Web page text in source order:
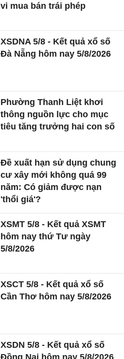
vi mua bán trái phép
XSDNA 5/8 - Kết quả xổ số
Đà Nẵng hôm nay 5/8/2026
Phường Thanh Liệt khơi
thông nguồn lực cho mục
tiêu tăng trưởng hai con số
Đề xuất hạn sử dụng chung
cư xây mới không quá 99
năm: Có giảm được nạn
'thổi giá'?
XSMT 5/8 - Kết quả XSMT
hôm nay thứ Tư ngày
5/8/2026
XSCT 5/8 - Kết quả xổ số
Cần Thơ hôm nay 5/8/2026
XSDN 5/8 - Kết quả xổ số